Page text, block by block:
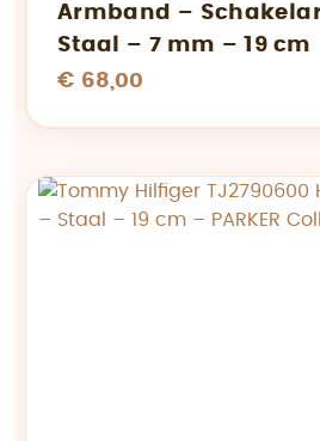
Armband –
Staal – 7 mm – 19 cm
€ 68,00